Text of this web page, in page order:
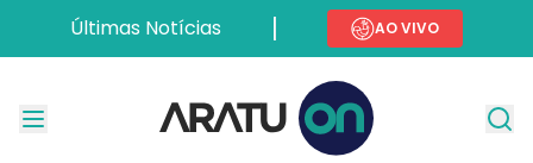
Últimas Notícias AO VIVO